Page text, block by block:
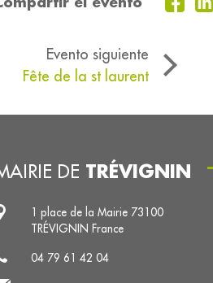
Evento siguiente
Fête de la st laurent
DE TRÉVIGNIN
1 place de la Mairie 73100
TRÉVIGNIN France
04 79 61 42 04